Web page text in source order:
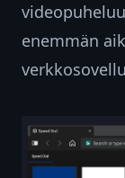
enemmän